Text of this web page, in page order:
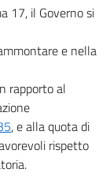
17, il Governo si
e nella
rapporto al
, e alla quota di
rispetto